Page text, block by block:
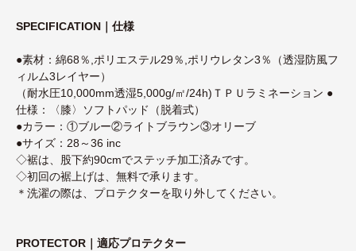
SPECIFICATION｜仕様
●素材：綿68％,ポリエステル29％,ポリウレタン3％（透湿防風フ
ィルム3レイヤー）
（耐水圧10,000mm透湿5,000g/㎡/24h)ＴＰＵラミネーション ●
仕様：〈膝〉ソフトパッド（脱着式）
●カラー：①ブルー②ライトブラウン③オリーブ
●サイズ：28～36 inc
◇裾は、股下約90cmでステッチ加工済みです。
◇初回の裾上げは、無料で承ります。
＊洗濯の際は、プロテクターを取り外してください。
PROTECTOR｜適応プロテクター